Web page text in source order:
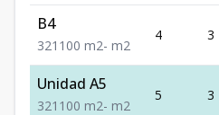
B4
321 100 m2- m2
4 3
Unidad A5
321 100 m2- m2
5 3